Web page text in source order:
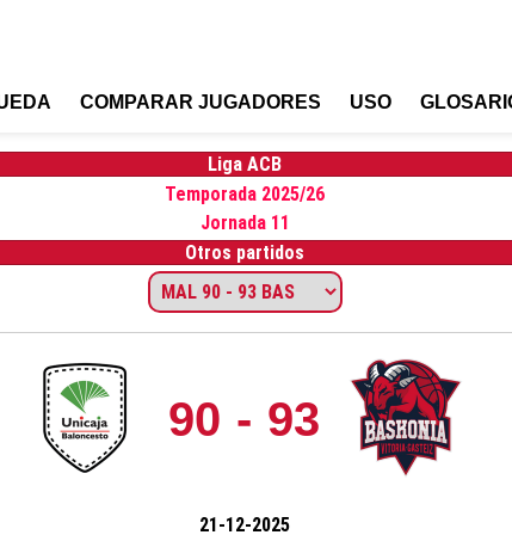
COMPARAR JUGADORES USO
Liga ACB
Temporada 2025/26
Jornada 11
Otros partidos
90 - 93
21-12-2025